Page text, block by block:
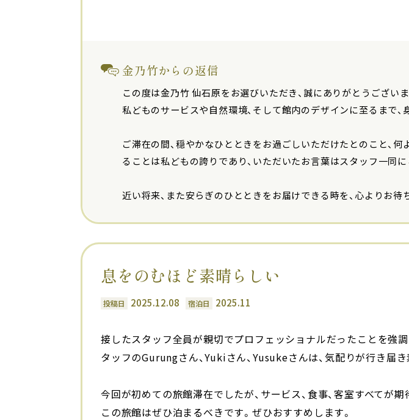
金乃竹からの返信
この度は金乃竹 仙石原をお選びいただき、誠にありがとうございま
私どものサービスや自然環境、そして館内のデザインに至るまで
ご滞在の間、穏やかなひとときをお過ごしいただけたとのこと、
ることは私どもの誇りであり、いただいたお言葉はスタッフ一同
近い将来、また安らぎのひとときをお届けできる時を、心よりお待
息をのむほど素晴らしい
投稿日 2025.12.08 宿泊日 2025.11
接したスタッフ全員が親切でプロフェッショナルだったことを強
タッフのGurungさん、Yukiさん、Yusukeさんは、気配りが行き届
今回が初めての旅館滞在でしたが、サービス、食事、客室すべてが期
この旅館はぜひ泊まるべきです。ぜひおすすめします。